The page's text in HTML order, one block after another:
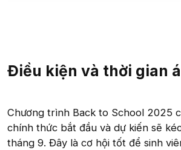
Điều kiện và thời gian
Chương trình Back to School 2025
chính thức bắt đầu và dự kiến sẽ
tháng 9. Đây là cơ hội tốt để sinh